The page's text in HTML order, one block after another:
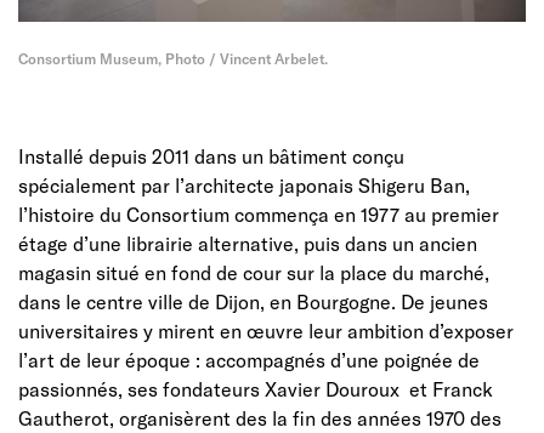
Consortium Museum, Photo / Vincent Arbelet.
Installé depuis 2011 dans un bâtiment conçu
spécialement par l’architecte japonais Shigeru Ban,
l’histoire du Consortium commença en 1977 au premier
étage d’une librairie alternative, puis dans un ancien
magasin situé en fond de cour sur la place du marché,
dans le centre ville de Dijon, en Bourgogne. De jeunes
universitaires y mirent en œuvre leur ambition d’exposer
l’art de leur époque : accompagnés d’une poignée de
passionnés, ses fondateurs Xavier Douroux et Franck
Gautherot, organisèrent des la fin des années 1970 des